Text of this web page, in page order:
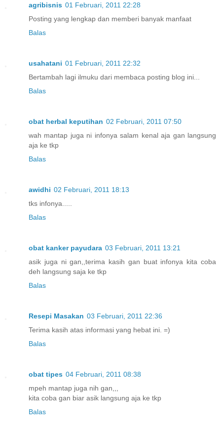
agribisnis 01 Februari, 2011 22:28
Posting yang lengkap dan memberi banyak manfaat
Balas
usahatani 01 Februari, 2011 22:32
Bertambah lagi ilmuku dari membaca posting blog ini...
Balas
obat herbal keputihan 02 Februari, 2011 07:50
wah mantap juga ni infonya salam kenal aja gan langsung
aja ke tkp
Balas
awidhi 02 Februari, 2011 18:13
tks infonya.....
Balas
obat kanker payudara 03 Februari, 2011 13:21
asik juga ni gan,,terima kasih gan buat infonya kita coba
deh langsung saja ke tkp
Balas
Resepi Masakan 03 Februari, 2011 22:36
Terima kasih atas informasi yang hebat ini. =)
Balas
obat tipes 04 Februari, 2011 08:38
mpeh mantap juga nih gan,,,
kita coba gan biar asik langsung aja ke tkp
Balas